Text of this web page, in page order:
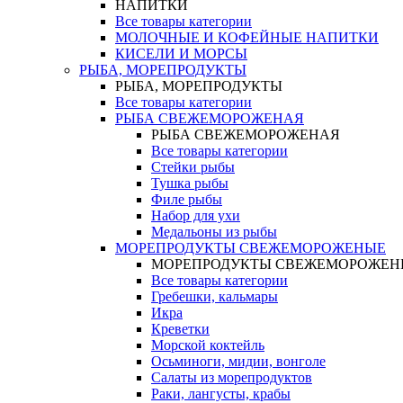
НАПИТКИ
Все товары категории
МОЛОЧНЫЕ И КОФЕЙНЫЕ НАПИТКИ
КИСЕЛИ И МОРСЫ
РЫБА, МОРЕПРОДУКТЫ
РЫБА, МОРЕПРОДУКТЫ
Все товары категории
РЫБА СВЕЖЕМОРОЖЕНАЯ
РЫБА СВЕЖЕМОРОЖЕНАЯ
Все товары категории
Стейки рыбы
Тушка рыбы
Филе рыбы
Набор для ухи
Медальоны из рыбы
МОРЕПРОДУКТЫ СВЕЖЕМОРОЖЕНЫЕ
МОРЕПРОДУКТЫ
Все товары категории
Гребешки, кальмары
Икра
Креветки
Морской коктейль
Осьминоги, мидии, вонголе
Салаты из морепродуктов
Раки, лангусты, крабы